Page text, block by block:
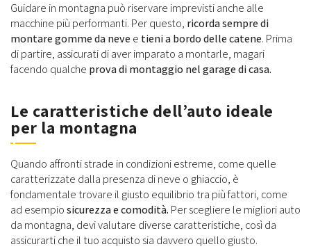
Guidare in montagna può riservare imprevisti anche alle
macchine più performanti. Per questo, ricorda sempre di
montare gomme da nevee tieni a bordo delle catene. Prima
di partire, assicurati di aver imparato a montarle, magari
facendo qualche prova di montaggio nel garage di casa.
Le caratteristiche dell’auto ideale
per la montagna
Quando affronti strade in condizioni estreme, come quelle
caratterizzate dalla presenza di neve o ghiaccio, è
fondamentale trovare il giusto equilibrio tra più fattori, come
ad esempiosicurezza e comodità. Per scegliere le migliori auto
da montagna, devi valutare diverse caratteristiche, così da
assicurarti che il tuo acquisto sia davvero quello giusto.